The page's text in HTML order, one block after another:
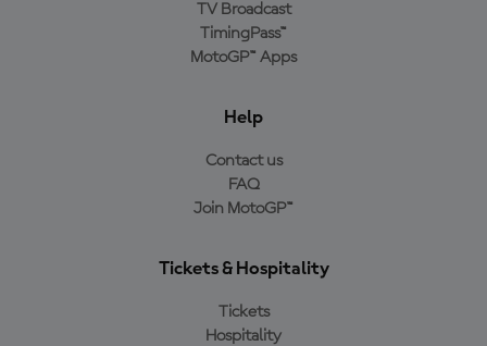
TV Broadcast
TimingPass™
MotoGP™ Apps
Help
Contact us
FAQ
Join MotoGP™
Tickets & Hospitality
Tickets
Hospitality